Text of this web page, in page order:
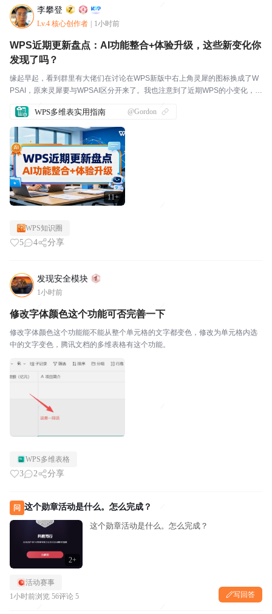
李攀登
Lv.4 核心创作者 1小时前
11+
WPS近期更新盘点：AI功能整合+体验升级，这些新变化你
发现了吗？
缘起早起，看到群里有大佬们在讨论在WPS新版中右上角灵犀的图标换成了W
PSAI，原来灵犀要与WPSAI区分开来了。我也注意到了近期WPS的小变化，和
覆盖到的地方，欢迎大家补充。1. AI技...
WPS多维表实用指南 @Gordon
WPS知识圈
5 4 分享
发现安全模块
1小时前
修改字体颜色这个功能可否完善一下
修改字体颜色这个功能能不能从整个单元格的文字都变色，修改为单元格内选
中的文字变色，腾讯文档的多维表格有这个功能。
WPS多维表格
3 2 分享
问 这个勋章活动是什么。怎么完成？
2+
这个勋章活动是什么。怎么完成？
活动赛事
1小时前浏览 56评论 5 写回答